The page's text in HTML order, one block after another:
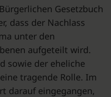
Gesetzbuch
dass der Nachlass
unter den
aufgeteilt wird.
sowie der eheliche
tragende Rolle. Im
darauf eingegangen,